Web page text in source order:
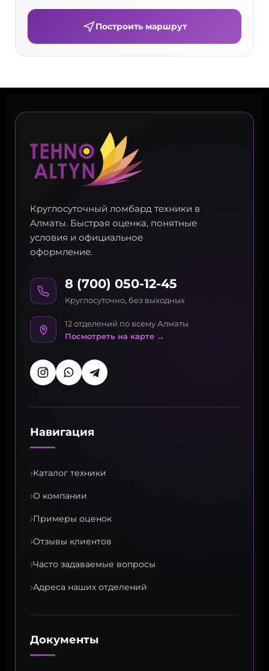
Построить маршрут
Круглосуточный ломбард техники в
Алматы. Быстрая оценка, понятные
условия и официальное
оформление.
8 (700) 050-12-45
Круглосуточно, без выходных
12 отделений по всему Алматы
Посмотреть на карте →
Навигация
›Каталог техники
›О компании
›Примеры оценок
›Отзывы клиентов
›Часто задаваемые вопросы
›Адреса наших отделений
Документы